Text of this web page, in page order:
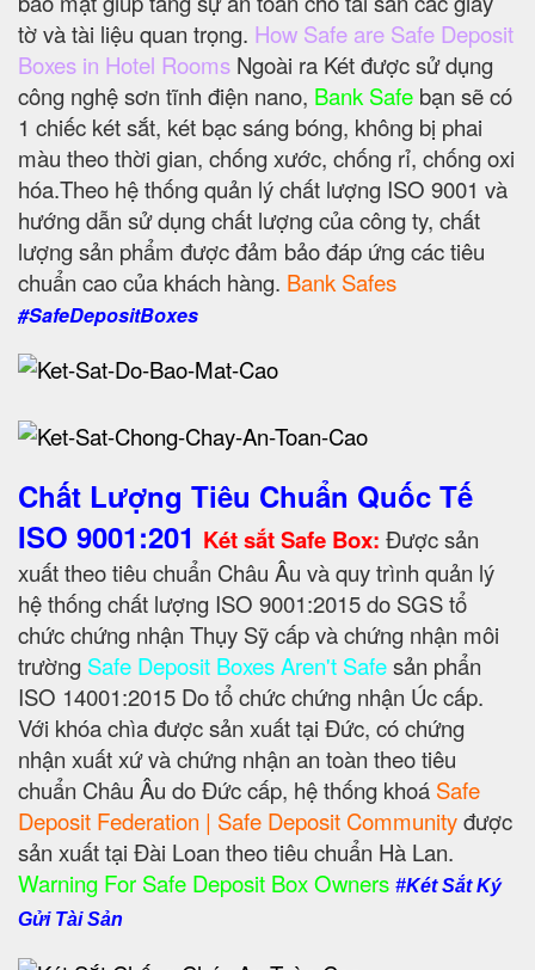
tờ và tài liệu quan trọng. How Safe are Safe Deposit
Boxes in Hotel Rooms Ngoài ra Két được sử dụng
công nghệ sơn tĩnh điện nano, Bank Safe bạn sẽ có
1 chiếc két sắt, két bạc sáng bóng, không bị phai
màu theo thời gian, chống xước, chống rỉ, chống oxi
hóa.Theo hệ thống quản lý chất lượng ISO 9001 và
hướng dẫn sử dụng chất lượng của công ty, chất
lượng sản phẩm được đảm bảo đáp ứng các tiêu
chuẩn cao của khách hàng. Bank Safes
#SafeDepositBoxes
Chất Lượng Tiêu Chuẩn Quốc Tế
ISO 9001:201 Két sắt Safe Box: Được sản
xuất theo tiêu chuẩn Châu Âu và quy trình quản lý
hệ thống chất lượng ISO 9001:2015 do SGS tổ
chức chứng nhận Thụy Sỹ cấp và chứng nhận môi
trường Safe Deposit Boxes Aren't Safesản phẩn
ISO 14001:2015 Do tổ chức chứng nhận Úc cấp.
Với khóa chìa được sản xuất tại Đức, có chứng
nhận xuất xứ và chứng nhận an toàn theo tiêu
chuẩn Châu Âu do Đức cấp, hệ thống khoá Safe
Deposit Federation | Safe Deposit Communityđược
sản xuất tại Đài Loan theo tiêu chuẩn Hà Lan.
Warning For Safe Deposit Box Owners #Két Sắt Ký
Gửi Tài Sản